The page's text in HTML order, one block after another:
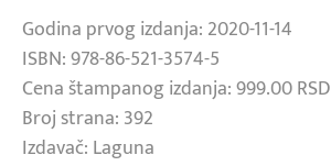
Godina prvog izdanja: 2020-11-14
ISBN: 978-86-521-3574-5
Cena štampanog izdanja: 999.00 RSD
Broj strana: 392
Izdavač: Laguna